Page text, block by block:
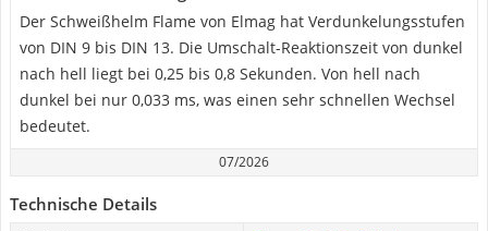
Der Schweißhelm Flame von Elmag hat Verdunkelungsstufen
von DIN 9 bis DIN 13. Die Umschalt-Reaktionszeit von dunkel
nach hell liegt bei 0,25 bis 0,8 Sekunden. Von hell nach
dunkel bei nur 0,033 ms, was einen sehr schnellen Wechsel
bedeutet.
07/2026
Technische Details